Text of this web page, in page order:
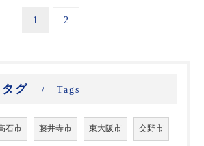
1 2
タグ Tags
石市 藤井寺市 東大阪市 交野市